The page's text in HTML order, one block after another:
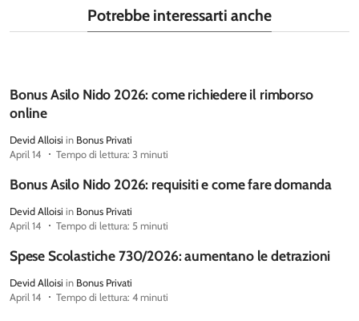
Potrebbe interessarti anche
Bonus Asilo Nido 2026: come richiedere il rimborso
online
Devid Alloisi in Bonus Privati
April 14
Tempo di lettura: 3 minuti
Bonus Asilo Nido 2026: requisiti e come fare domanda
Devid Alloisi in Bonus Privati
April 14
Tempo di lettura: 5 minuti
Spese Scolastiche 730/2026: aumentano le detrazioni
Devid Alloisi in Bonus Privati
April 14
Tempo di lettura: 4 minuti